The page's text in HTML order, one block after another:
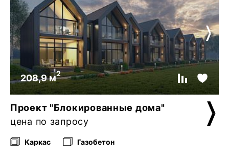
208,9 м2
Проект "Блокированные дома"
цена по запросу
Каркас Газобетон